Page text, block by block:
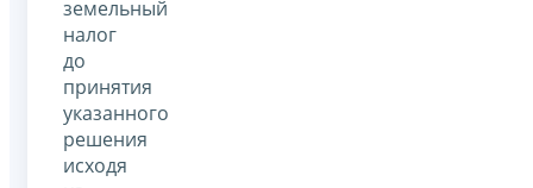
земельный
налог
до
принятия
указанного
решения
исходя